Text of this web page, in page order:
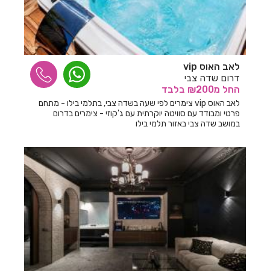
חדרים לפי שעה בלימן
חדרים לפי שעה בלפיד
חדרים לפי שעה בלפידות
חדרים לפי שעה במבוא ביתר
חדרים לפי שעה במבשרת ציון
חדרים לפי שעה במגדים
חדרים לפי שעה במגדל העמק
חדרים לפי שעה במגידו
חדרים לפי שעה במגן שאול
חדרים לפי שעה במדרך עוז
חדרים לפי שעה במודיעין
לאב האוס vip
דרום שדה צבי
החל מ₪200 בלבד
לאב האוס vip צימרים לפי שעה בשדה צבי, בתלמי בילו - מתחם
פרטי ומבודד עם סוויטה יוקרתית עם ג'קוזי - צימרים בדרום
במושב שדה צבי באזור תלמי בילו